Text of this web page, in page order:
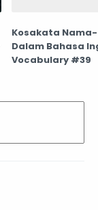
Kosakata
Dalam Bahasa
Vocabulary #39